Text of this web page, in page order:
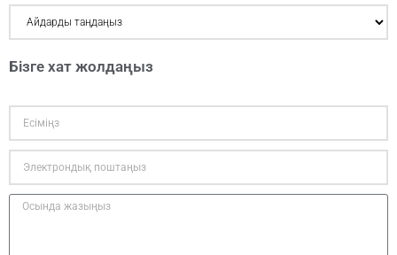
Бізге хат жолдаңыз